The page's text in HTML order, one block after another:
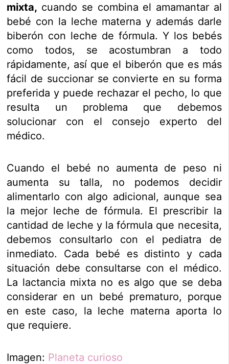
mixta, cuando se combina el amamantar al
bebé con la leche materna y además darle
biberón con leche de fórmula. Y los bebés
como todos, se acostumbran a todo
rápidamente, así que el biberón que es más
fácil de succionar se convierte en su forma
preferida y puede rechazar el pecho, lo que
resulta un problema que debemos
solucionar con el consejo experto del
médico.
Cuando el bebé no aumenta de peso ni
aumenta su talla, no podemos decidir
alimentarlo con algo adicional, aunque sea
la mejor leche de fórmula. El prescribir la
cantidad de leche y la fórmula que necesita,
debemos consultarlo con el pediatra de
inmediato. Cada bebé es distinto y cada
situación debe consultarse con el médico.
La lactancia mixta no es algo que se deba
considerar en un bebé prematuro, porque
en este caso, la leche materna aporta lo
que requiere.
Imagen: Planeta curioso